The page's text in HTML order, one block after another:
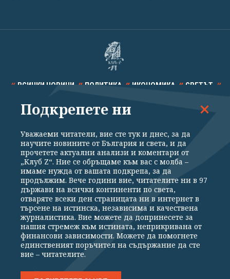
ВСИЧКИ НОВИНИ ПОЛИТИКА ИКОНОМИКА СВЕТЪТ
СПОРТ КУЛТУРА ТЕХНОЛОГИИ КАЛЕЙДОСКОП
Общи условия
Политика за поверителност
Реклама
Партньори Контакти
За Клуб Z
Екип
Подкрепете ни
Издател на www.clubz.bg е „Клуб Зебра Медия“ ЕООД, София, ул. "Алеко
Константинов" 3. Всички права запазени 2026 „Клуб Зебра Медия“
Препечатването на материали, снимки и видео от www.clubz.bg без
Подкрепете ни
Уважаеми читатели, вие сте тук и днес, за да
научите новините от България и света, и да
прочетете актуални анализи и коментари от
„Клуб Z“. Ние се обръщаме към вас с молба –
имаме нужда от вашата подкрепа, за да
продължим. Вече години вие, читателите ни в 97
държави на всички континенти по света,
отваряте всеки ден страницата ни в интернет в
търсене на истинска, независима и качествена
журналистика. Вие можете да допринесете за
нашия стремеж към истината, неприкривана от
финансови зависимости. Можете да помогнете
единственият поръчител на съдържание да сте
вие – читателите.